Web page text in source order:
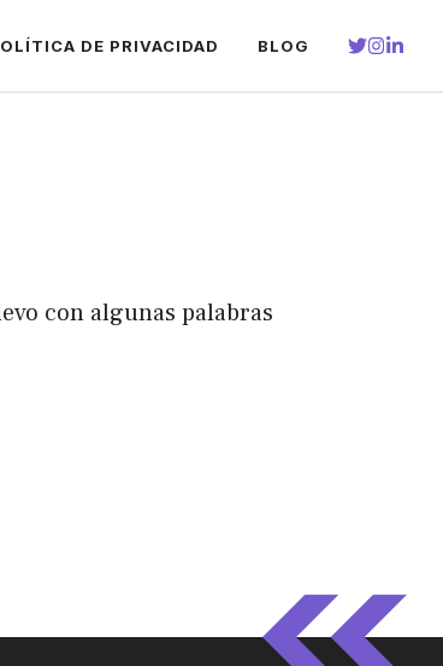
DE PRIVACIDAD BLOG
con algunas palabras